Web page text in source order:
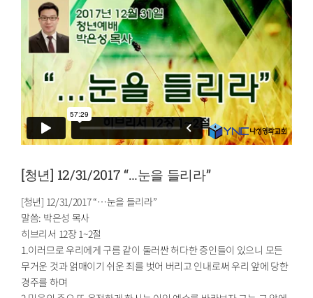
[청년] 12/31/2017 “…눈을 들리라”
[청년] 12/31/2017 “…눈을 들리라”
말씀: 박은성 목사
히브리서 12장 1~2절
1.이러므로 우리에게 구름 같이 둘러싼 허다한 증인들이 있으니 모든
무거운 것과 얽매이기 쉬운 죄를 벗어 버리고 인내로써 우리 앞에 당한
경주를 하며